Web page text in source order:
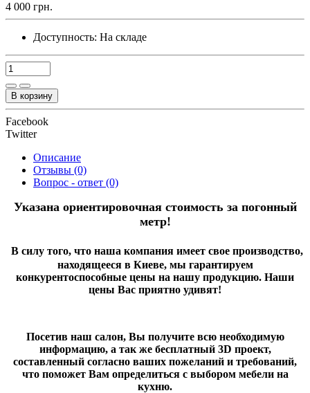
4 000 грн.
Доступность: На складе
В корзину
Facebook
Twitter
Описание
Отзывы (0)
Вопрос - ответ (0)
Указана ориентировочная стоимость за погонный
метр!
В силу того, что наша компания имеет свое производство,
находящееся в Киеве, мы гарантируем
конкурентоспособные цены на нашу продукцию. Наши
цены Вас приятно удивят!
Посетив наш салон, Вы получите всю необходимую
информацию, а так же бесплатный 3D проект,
составленный согласно ваших пожеланий и требований,
что поможет Вам определиться с выбором мебели на
кухню.